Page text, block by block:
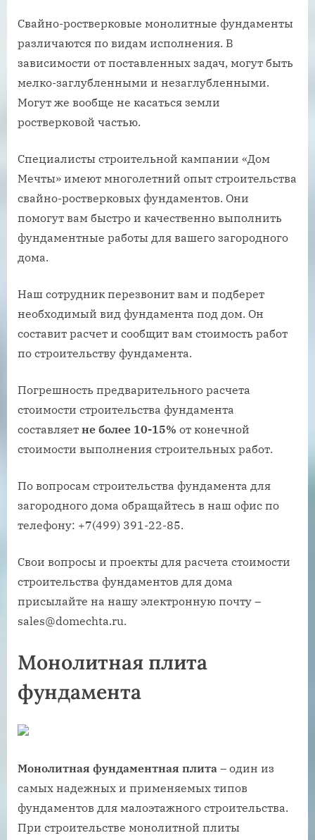
Свайно-ростверковые монолитные фундаменты
различаются по видам исполнения. В
зависимости от поставленных задач, могут быть
мелко-заглубленными и незаглубленными.
Могут же вообще не касаться земли
ростверковой частью.
Специалисты строительной кампании «Дом
Мечты» имеют многолетний опыт строительства
свайно-ростверковых фундаментов. Они
помогут вам быстро и качественно выполнить
фундаментные работы для вашего загородного
дома.
Наш сотрудник перезвонит вам и подберет
необходимый вид фундамента под дом. Он
составит расчет и сообщит вам стоимость работ
по строительству фундамента.
Погрешность предварительного расчета
стоимости строительства фундамента
составляет не более 10-15% от конечной
стоимости выполнения строительных работ.
По вопросам строительства фундамента для
загородного дома обращайтесь в наш офис по
телефону: +7(499) 391-22-85.
Свои вопросы и проекты для расчета стоимости
строительства фундаментов для дома
присылайте на нашу электронную почту –
sales@domechta.ru.
Монолитная плита
фундамента
Монолитная фундаментная плита – один из
самых надежных и применяемых типов
фундаментов для малоэтажного строительства.
При строительстве монолитной плиты